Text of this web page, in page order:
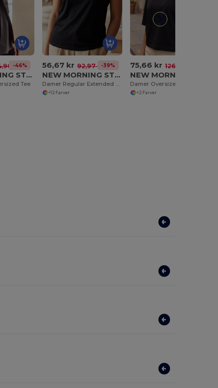
kr
-46%
NEW MORNING STUDIOS NM004
Tee
56,67 kr 92,97 kr-39%
NEW MORNING STUDIOS NM007
Damer Regular Extended Shoulder Tee
+12 Farver
75,66 kr 126,44 kr
Damer Oversized Tee
+2 Farver